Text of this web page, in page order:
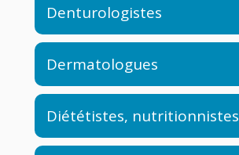
Denturologistes
Dermatologues
Diététistes, nutritionnistes